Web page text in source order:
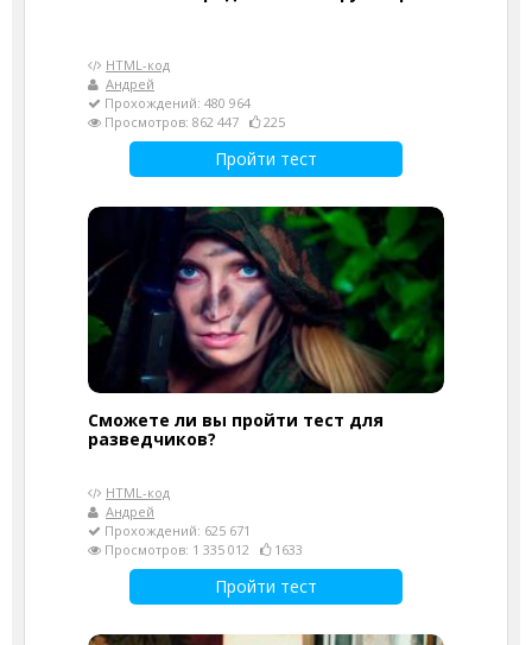
HTML-код
Андрей
Прохождений: 480 964
Просмотров: 862 447
225
Пройти тест
Сможете ли вы пройти тест для
разведчиков?
HTML-код
Андрей
Прохождений: 625 671
Просмотров: 1 335 012
1633
Пройти тест